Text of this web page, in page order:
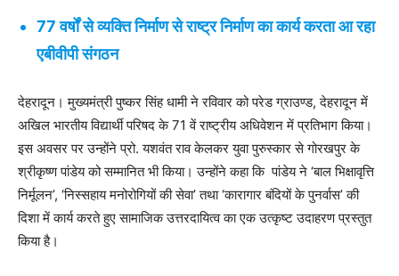
77 वर्षों से व्यक्ति निर्माण से राष्ट्र निर्माण का कार्य करता आ रहा
एबीवीपी संगठन
देहरादून। मुख्यमंत्री पुष्कर सिंह धामी ने रविवार को परेड ग्राउण्ड, देहरादून में
अखिल भारतीय विद्यार्थी परिषद के 71 वें राष्ट्रीय अधिवेशन में प्रतिभाग किया।
इस अवसर पर उन्होंने प्रो. यशवंत राव केलकर युवा पुरुस्कार से गोरखपुर के
श्रीकृष्ण पांडेय को सम्मानित भी किया। उन्होंने कहा कि पांडेय ने ‘बाल भिक्षावृत्ति
निर्मूलन’, ‘निस्सहाय मनोरोगियों की सेवा’ तथा ‘कारागार बंदियों के पुनर्वास’ की
दिशा में कार्य करते हुए सामाजिक उत्तरदायित्व का एक उत्कृष्ट उदाहरण प्रस्तुत
किया है।